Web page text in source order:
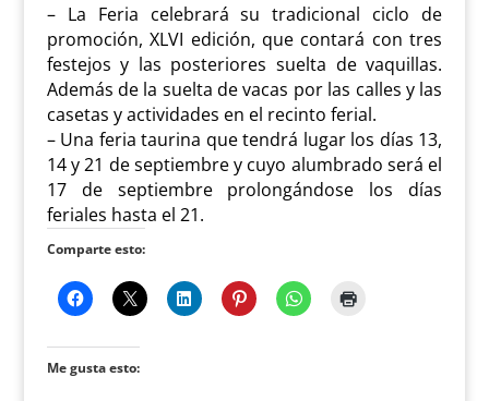
– La Feria celebrará su tradicional ciclo de
promoción, XLVI edición, que contará con tres
festejos y las posteriores suelta de vaquillas.
Además de la suelta de vacas por las calles y las
casetas y actividades en el recinto ferial.
– Una feria taurina que tendrá lugar los días 13,
14 y 21 de septiembre y cuyo alumbrado será el
17 de septiembre prolongándose los días
feriales hasta el 21.
Comparte esto:
Me gusta esto: